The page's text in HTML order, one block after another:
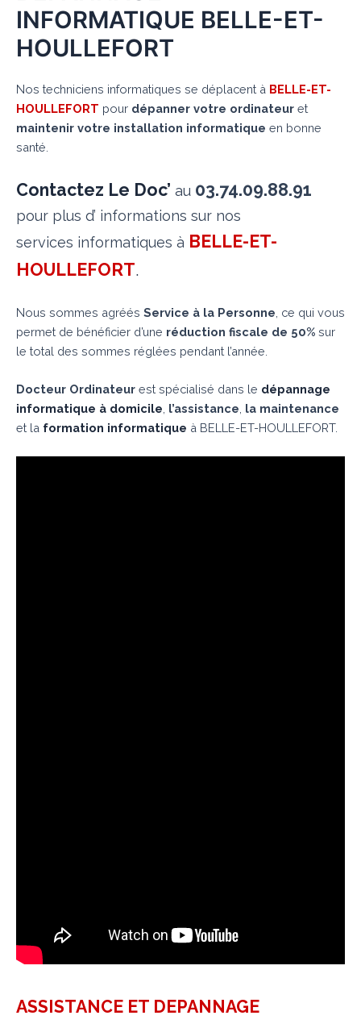
INFORMATIQUE BELLE-ET-
HOULLEFORT
Nos techniciens informatiques se déplacent à BELLE-ET-
HOULLEFORT pour dépanner votre ordinateur et
maintenir votre installation informatique en bonne
santé.
Contactez Le Doc’ au 03.74.09.88.91
pour plus d’ informations sur nos
services informatiques à BELLE-ET-
HOULLEFORT.
Nous sommes agréés Service à la Personne , ce qui vous
permet de bénéficier d’une réduction fiscale de 50% sur
le total des sommes réglées pendant l’année.
Docteur Ordinateur est spécialisé dans le dépannage
informatique à domicile l’assistance la maintenance
et la formation informatique à BELLE-ET-HOULLEFORT.
ASSISTANCE ET DEPANNAGE